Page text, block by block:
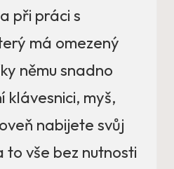
při práci s
má omezený
němu snadno
myš,
nabijete svůj
to vše bez nutnosti